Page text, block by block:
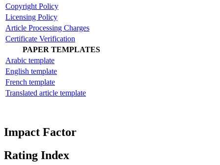
Copyright Policy
Licensing Policy
Article Processing Charges
Certificate Verification
PAPER TEMPLATES
Arabic template
English template
French template
Translated article template
Impact Factor
Rating Index